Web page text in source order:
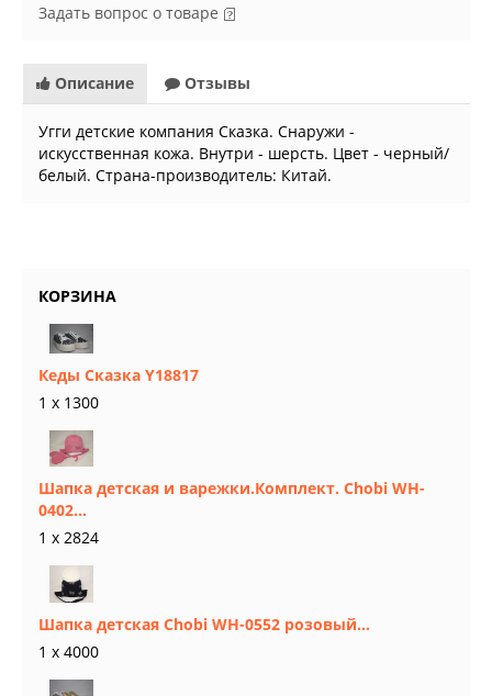
Задать вопрос о товаре
Описание Отзывы
Угги детские компания Сказка. Снаружи -
искусственная кожа. Внутри - шерсть. Цвет - черный/
белый. Страна-производитель: Китай.
КОРЗИНА
Кеды Сказка Y18817
1 x 1300
Шапка детская и варежки.Комплект. Chobi WH-
0402...
1 x 2824
Шапка детская Chobi WH-0552 розовый...
1 x 4000